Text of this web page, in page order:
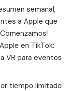
semanal,
a Apple que
en TikTok:
VR para eventos
tiempo limitado